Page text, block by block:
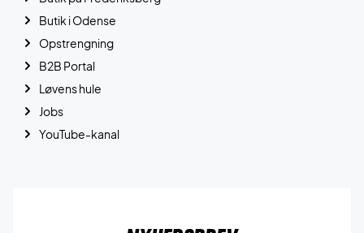
Butik i Odense
Opstrengning
B2B Portal
Løvens hule
Jobs
YouTube-kanal